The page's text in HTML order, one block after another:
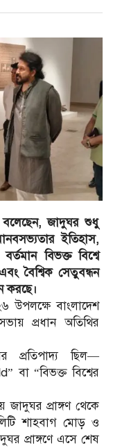
বলেছেন, জাদুঘর শুধু
ইতিহাস,
বিভক্ত বিশ্বে
বৈশ্বিক সেতুবন্ধন
করছে।
উপলক্ষে বাংলাদেশ
প্রধান অতিথির
প্রতিপাদ্য ছিল—
“বিভক্ত বিশ্বের
জাদুঘর প্রাঙ্গণ থেকে
শাহবাগ মোড় ও
প্রাঙ্গণে এসে শেষ